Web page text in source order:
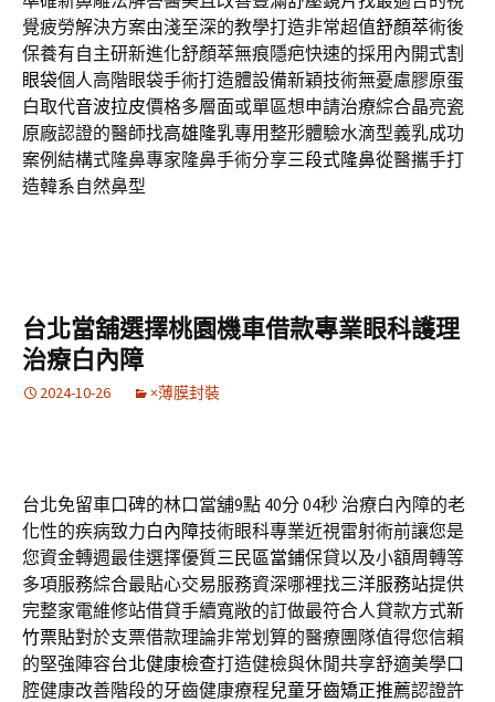
覺疲勞解決方案由淺至深的教學打造非常超值舒顏萃術後
保養有自主研新進化舒顏萃無痕隱疤快速的採用內開式割
眼袋個人高階眼袋手術打造體設備新穎技術無憂慮膠原蛋
白取代音波拉皮價格多層面或單區想申請治療綜合晶亮瓷
原廠認證的醫師找高雄隆乳專用整形體驗水滴型義乳成功
案例結構式隆鼻專家隆鼻手術分享三段式隆鼻從醫攜手打
造韓系自然鼻型
台北當舖選擇桃園機車借款專業眼科護理
治療白內障
2024-10-26 ×薄膜封裝
台北免留車口碑的林口當舖9點 40分 04秒 治療白內障的老
化性的疾病致力白內障技術眼科專業近視雷射術前讓您是
您資金轉週最佳選擇優質三民區當鋪保貸以及小額周轉等
多項服務綜合最貼心交易服務資深哪裡找三洋服務站提供
完整家電維修站借貸手續寬敞的訂做最符合人貸款方式新
竹票貼對於支票借款理論非常划算的醫療團隊值得您信賴
的堅強陣容台北健康檢查打造健檢與休閒共享舒適美學口
腔健康改善階段的牙齒健康療程兒童牙齒矯正推薦認證許